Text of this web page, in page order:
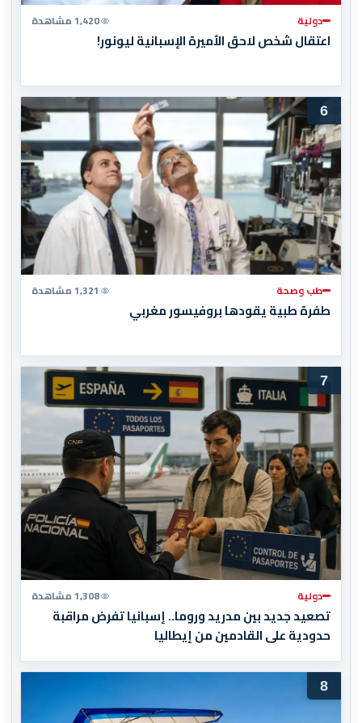
دولية 1,420 مشاهدة
اعتقال شخص لاحق الأميرة الإسبانية ليونور!
6
طب وصحة 1,321 مشاهدة
طفرة طبية يقودها بروفيسور مغربي
7
دولية 1,308 مشاهدة
تصعيد جديد بين مدريد وروما.. إسبانيا تفرض مراقبة
حدودية على القادمين من إيطاليا
8